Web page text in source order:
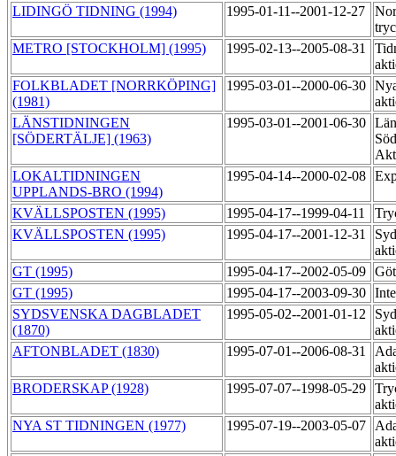
LIDINGÖ TIDNING (1994)
1995-01-11--2001-12-27
METRO [STOCKHOLM] (1995)
1995-02-13--2005-08-31
FOLKBLADET [NORRKÖPING]
(1981)
1995-03-01--2000-06-30
LÄNSTIDNINGEN
[SÖDERTÄLJE] (1963)
1995-03-01--2001-06-30
LOKALTIDNINGEN
UPPLANDS-BRO (1994)
1995-04-14--2000-02-08
KVÄLLSPOSTEN (1995) 1995-04-17--1999-04-11
KVÄLLSPOSTEN (1995)
1995-04-17--2001-12-31
GT (1995)
1995-04-17--2002-05-09
GT (1995)
1995-04-17--2003-09-30
SYDSVENSKA DAGBLADET
(1870)
1995-05-02--2001-01-12
AFTONBLADET (1830)
1995-07-01--2006-08-31
BRODERSKAP (1928)
1995-07-07--1998-05-29
NYA ST TIDNINGEN (1977)
1995-07-19--2003-05-07